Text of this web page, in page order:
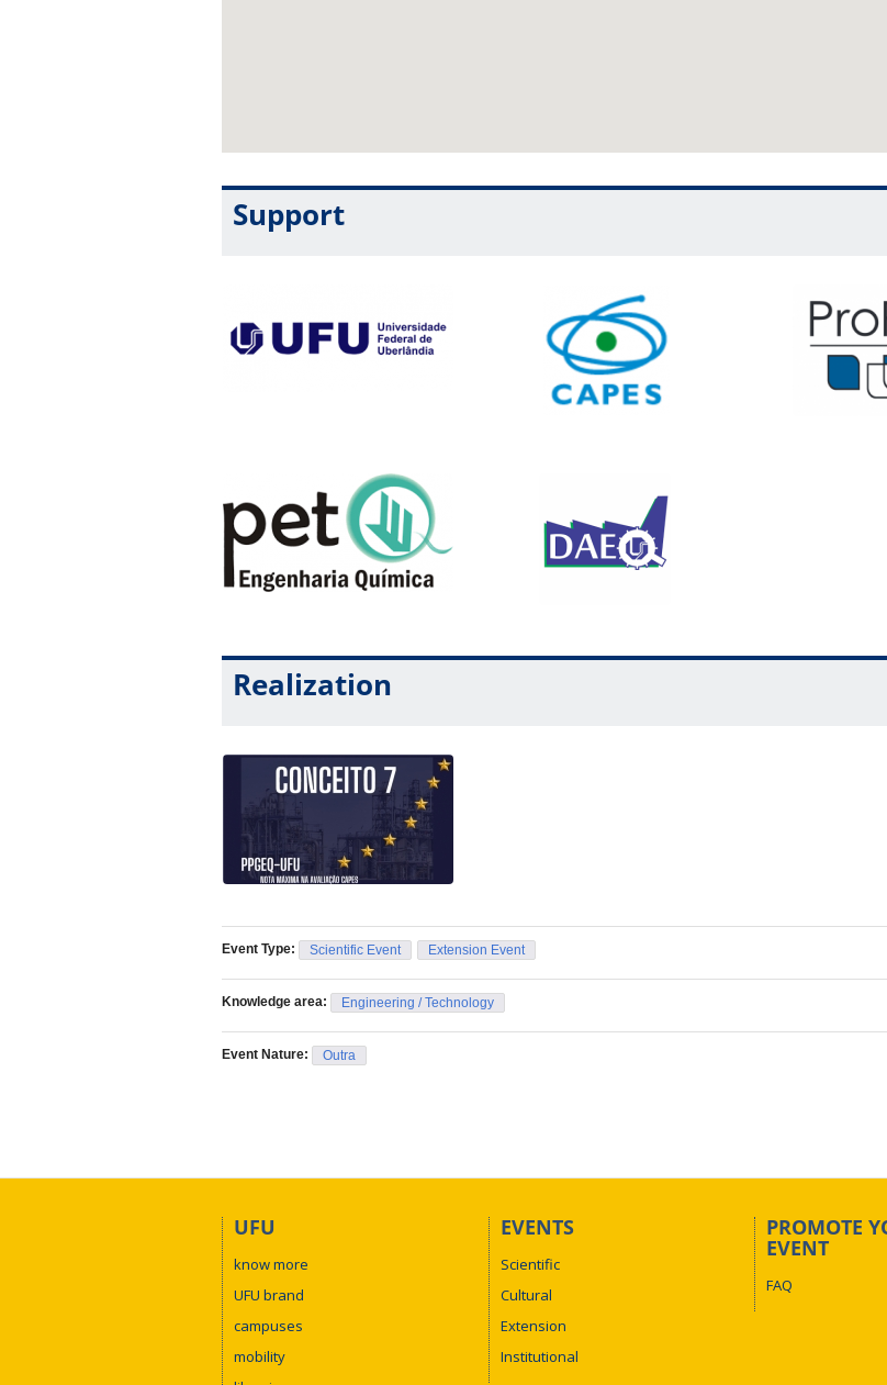
Support
Realization
Event Type: Scientific Event Extension Event
Knowledge area: Engineering / Technology
Event Nature: Outra
UFU
know more
UFU brand
campuses
mobility
EVENTS
Scientific
Cultural
Extension
Institutional
PROMOTE
EVENT
FAQ